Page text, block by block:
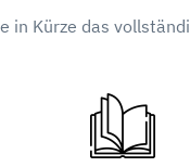
in Kürze das